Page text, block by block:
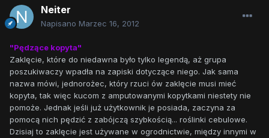
Neiter
Napisano Marzec 16, 2012
"Pędzące kopyta"
Zaklęcie, które do niedawna było tylko legendą, aż grupa
poszukiwaczy wpadła na zapiski dotyczące niego. Jak sama
nazwa mówi, jednorożec, który rzuci ów zaklęcie musi mieć
kopyta, tak więc kucom z amputowanymi kopytkami niestety nie
pomoże. Jednak jeśli już użytkownik je posiada, zaczyna za
pomocą nich pędzić z zabójczą szybkością... roślinki cebulowe.
Dzisiaj to zaklęcie jest używane w ogrodnictwie, między innymi w